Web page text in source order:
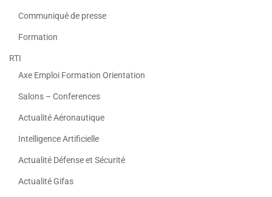
Communiqué de presse
Formation
RTI
Axe Emploi Formation Orientation
Salons – Conferences
Actualité Aéronautique
Intelligence Artificielle
Actualité Défense et Sécurité
Actualité Gifas